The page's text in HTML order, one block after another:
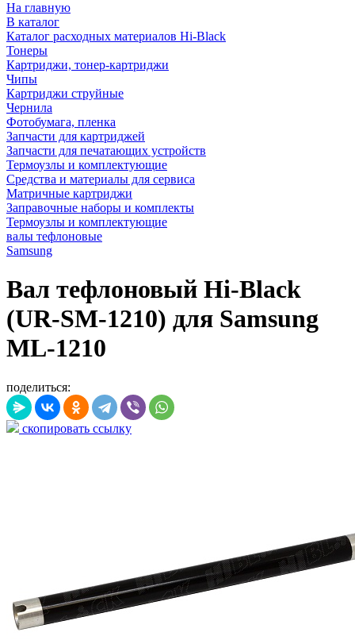
На главную
В каталог
Каталог расходных материалов Hi-Black
Тонеры
Картриджи, тонер-картриджи
Чипы
Картриджи струйные
Чернила
Фотобумага, пленка
Запчасти для картриджей
Запчасти для печатающих устройств
Термоузлы и комплектующие
Средства и материалы для сервиса
Матричные картриджи
Заправочные наборы и комплекты
Термоузлы и комплектующие
валы тефлоновые
Samsung
Вал тефлоновый Hi-Black
(UR-SM-1210) для Samsung
ML-1210
поделиться:
скопировать ссылку